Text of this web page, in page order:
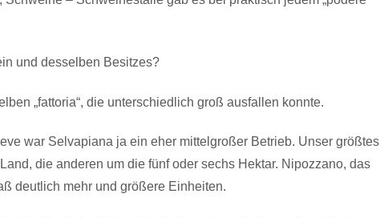
und desselben Besitzes?
„fattoria“, die unterschiedlich groß ausfallen konnte.
war Selvapiana ja ein eher mittelgroßer Betrieb. Unser größtes
die anderen um die fünf oder sechs Hektar. Nipozzano, das
deutlich mehr und größere Einheiten.